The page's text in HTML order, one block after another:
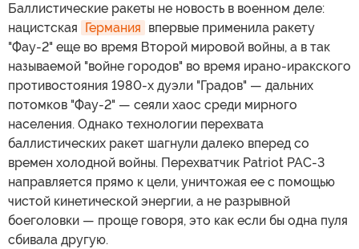
Баллистические ракеты не новость в военном деле:
нацистская Германия впервые применила ракету
"Фау-2" еще во время Второй мировой войны, а в так
называемой "войне городов" во время ирано-иракского
противостояния 1980-х дуэли "Градов" — дальних
потомков "Фау-2" — сеяли хаос среди мирного
населения. Однако технологии перехвата
баллистических ракет шагнули далеко вперед со
времен холодной войны. Перехватчик Patriot PAC-3
направляется прямо к цели, уничтожая ее с помощью
чистой кинетической энергии, а не разрывной
боеголовки — проще говоря, это как если бы одна пуля
сбивала другую.